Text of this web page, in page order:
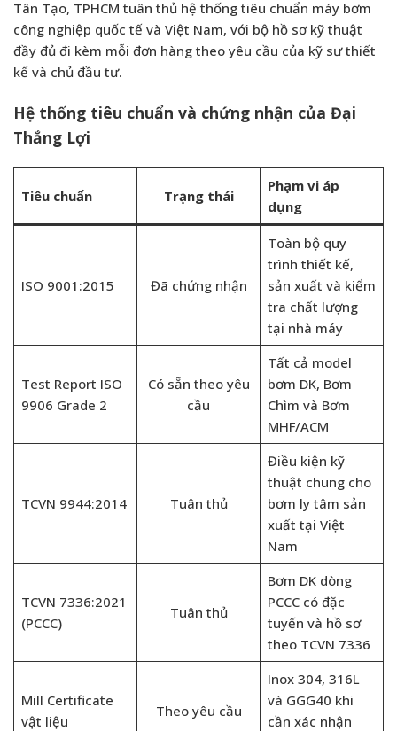
Tân Tạo, TPHCM tuân thủ hệ thống tiêu chuẩn máy bơm
công nghiệp quốc tế và Việt Nam, với bộ hồ sơ kỹ thuật
đầy đủ đi kèm mỗi đơn hàng theo yêu cầu của kỹ sư thiết
kế và chủ đầu tư.
Hệ thống tiêu chuẩn và chứng nhận của Đại
Thắng Lợi
Tiêu chuẩn Trạng thái
Phạm vi áp
dụng
ISO 9001:2015 Đã chứng nhận
Toàn bộ quy
trình thiết kế,
sản xuất và kiểm
tra chất lượng
tại nhà máy
Test Report ISO
9906 Grade 2
Có sẵn theo yêu
cầu
Tất cả model
bơm DK, Bơm
Chìm và Bơm
MHF/ACM
TCVN 9944:2014 Tuân thủ
Điều kiện kỹ
thuật chung cho
bơm ly tâm sản
xuất tại Việt
Nam
TCVN 7336:2021
(PCCC)
Tuân thủ
Bơm DK dòng
PCCC có đặc
tuyến và hồ sơ
theo TCVN 7336
Mill Certificate
vật liệu
Theo yêu cầu
Inox 304, 316L
và GGG40 khi
cần xác nhận